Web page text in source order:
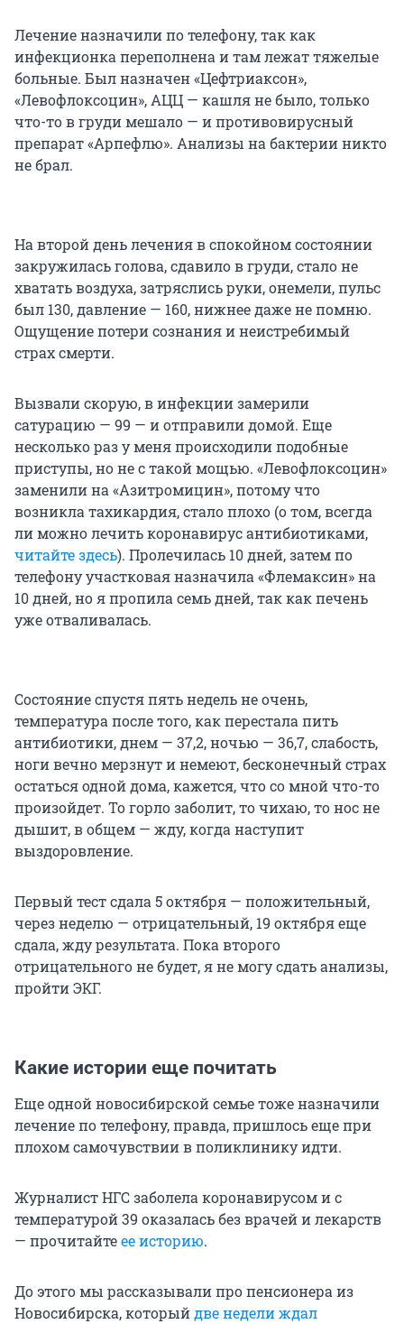
Лечение назначили по телефону, так как
инфекционка переполнена и там лежат тяжелые
больные. Был назначен «Цефтриаксон»,
«Левофлоксоцин», АЦЦ — кашля не было, только
что-то в груди мешало — и противовирусный
препарат «Арпефлю». Анализы на бактерии никто
не брал.
На второй день лечения в спокойном состоянии
закружилась голова, сдавило в груди, стало не
хватать воздуха, затряслись руки, онемели, пульс
был 130, давление — 160, нижнее даже не помню.
Ощущение потери сознания и неистребимый
страх смерти.
Вызвали скорую, в инфекции замерили
сатурацию — 99 — и отправили домой. Еще
несколько раз у меня происходили подобные
приступы, но не с такой мощью. «Левофлоксоцин»
заменили на «Азитромицин», потому что
возникла тахикардия, стало плохо (о том, всегда
ли можно лечить коронавирус антибиотиками,
читайте здесь). Пролечилась 10 дней, затем по
телефону участковая назначила «Флемаксин» на
10 дней, но я пропила семь дней, так как печень
уже отваливалась.
Состояние спустя пять недель не очень,
температура после того, как перестала пить
антибиотики, днем — 37,2, ночью — 36,7, слабость,
ноги вечно мерзнут и немеют, бесконечный страх
остаться одной дома, кажется, что со мной что-то
произойдет. То горло заболит, то чихаю, то нос не
дышит, в общем — жду, когда наступит
выздоровление.
Первый тест сдала 5 октября — положительный,
через неделю — отрицательный, 19 октября еще
сдала, жду результата. Пока второго
отрицательного не будет, я не могу сдать анализы,
пройти ЭКГ.
Какие истории еще почитать
Еще одной новосибирской семье тоже назначили
лечение по телефону, правда, пришлось еще при
плохом самочувствии в поликлинику идти.
Журналист НГС заболела коронавирусом и с
температурой 39 оказалась без врачей и лекарств
— прочитайтеее историю.
До этого мы рассказывали про пенсионера из
Новосибирска, которыйдве недели ждал